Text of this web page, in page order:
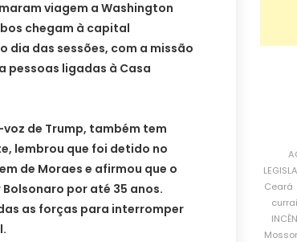
viagem a Washington
chegam à capital
dia das sessões, com a missão
pessoas ligadas à Casa
de Trump, também tem
lembrou que foi detido no
de Moraes e afirmou que o
por até 35 anos.
as forças para interromper
Ceará